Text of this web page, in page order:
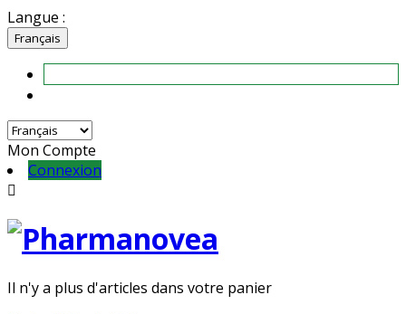
Langue :
Français
Mon Compte
Connexion

Il n'y a plus d'articles dans votre panier